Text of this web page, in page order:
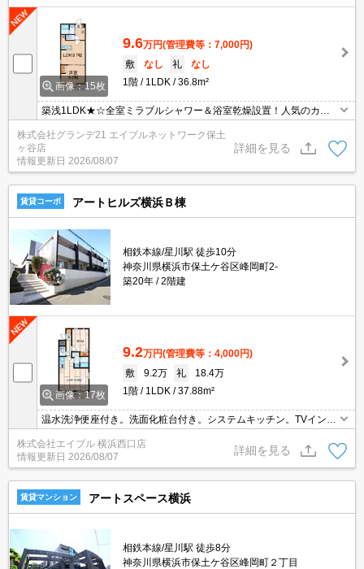
画像：15枚
9.6万円(管理費等：7,000円)
敷
なし 礼
なし
1階
1LDK 36.8m²
築浅1LDK★☆全室ミラブルシャワー＆浴室乾燥設置！人気のカウ
ンターキッチンに2口IHコンロ付き！追い焚き機能・独立洗面台・
温水洗浄便座・室内物干し・宅配ボックス有！
株式会社グランデ21 エイブルネットワーク保土
ヶ谷店
情報更新日 2026/08/07
詳細を見る
賃貸コーポ アートヒルズ横浜Ｂ棟
相鉄本線/星川駅 徒歩10分
神奈川県横浜市保土ケ谷区峰岡町2-
築20年
2階建
画像：17枚
9.2万円(管理費等：4,000円)
敷
9.2万 礼
18.4万
1階
1LDK 37.88m²
温水洗浄便座付き。洗面化粧台付き。システムキッチン。TVインタ
ーホン付き。
株式会社エイブル 横浜西口店
情報更新日 2026/08/07
詳細を見る
賃貸マンション アートスペース横浜
相鉄本線/星川駅 徒歩8分
神奈川県横浜市保土ケ谷区峰岡町２丁目